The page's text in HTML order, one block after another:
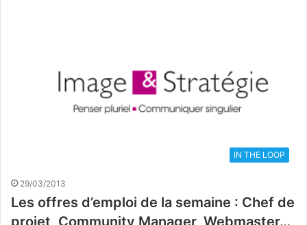
IN THE LOOP
29/03/2013
Les offres d’emploi de la semaine : Chef de
projet, Community Manager, Webmaster…